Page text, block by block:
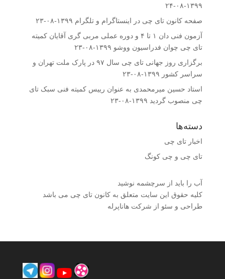
۱۳۹۹-۰۸-۲۴
صفحه کانون تای چی در اینستاگرام و تلگرام ۱۳۹۹-۰۸-۲۳
آزمون فنی دان ۱ تا ۴ و دوره عملی مربی گری آقایان کمیته
تای چی چوان فدراسیون ووشو ۱۳۹۹-۰۸-۲۳
برگزاری روز جهانی تای چی سال ۹۷ در پارک ملت تهران و
سراسر کشور ۱۳۹۹-۰۸-۲۳
استاد حسین میرمحمدى به عنوان رییس کمیته فنى سبک تای
چی منصوب گردید ۱۳۹۹-۰۸-۲۳
دسته‌ها
اخبار تای چی
تای چی و چی کونگ
آب را باید از سرچشمه نوشید
کلیه حقوق این سایت متعلق به کانون تای چی می باشد
طراحی و سئو از شرکت هاناپرله